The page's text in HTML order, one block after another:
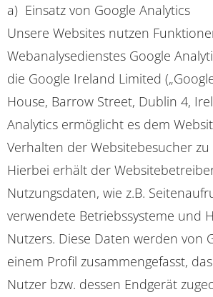
a) Einsatz von Google Analytics
Unsere Websites nutzen
Webanalysedienstes Google
die Google Ireland Limited
House, Barrow Street, Dublin 4,
Analytics ermöglicht es dem
Verhalten der Websitebesucher zu
Hierbei erhält der
Nutzungsdaten, wie z.B.
verwendete Betriebssysteme und
Nutzers. Diese Daten werden von
einem Profil zusammengefasst,
Nutzer bzw. dessen Endgerät